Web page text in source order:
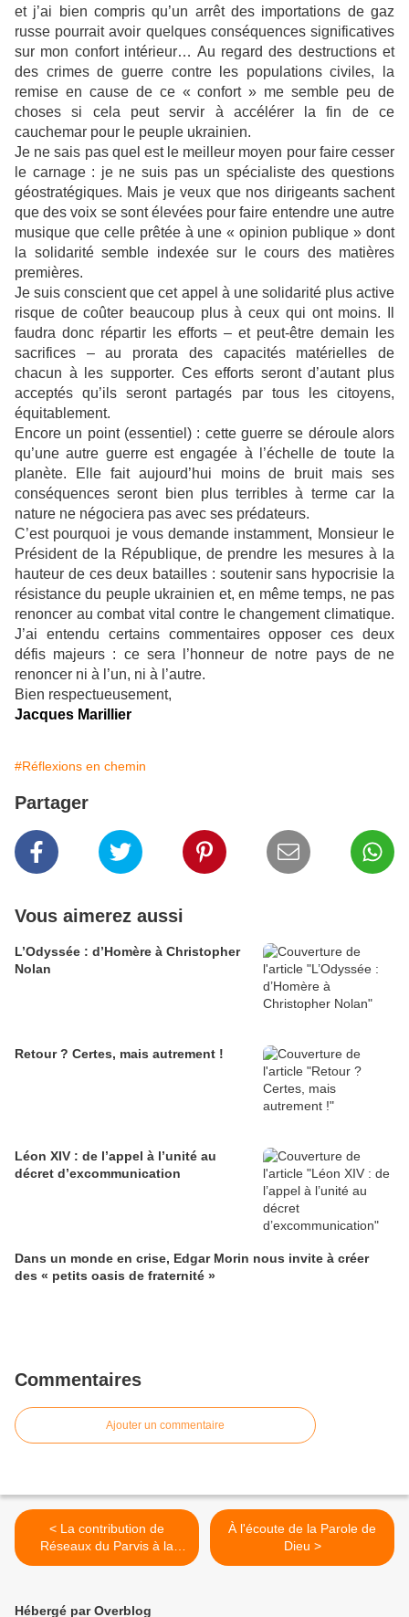
et j’ai bien compris qu’un arrêt des importations de gaz
russe pourrait avoir quelques conséquences significatives
sur mon confort intérieur… Au regard des destructions et
des crimes de guerre contre les populations civiles, la
remise en cause de ce « confort » me semble peu de
choses si cela peut servir à accélérer la fin de ce
cauchemar pour le peuple ukrainien.
Je ne sais pas quel est le meilleur moyen pour faire cesser
le carnage : je ne suis pas un spécialiste des questions
géostratégiques. Mais je veux que nos dirigeants sachent
que des voix se sont élevées pour faire entendre une autre
musique que celle prêtée à une « opinion publique » dont
la solidarité semble indexée sur le cours des matières
premières.
Je suis conscient que cet appel à une solidarité plus active
risque de coûter beaucoup plus à ceux qui ont moins. Il
faudra donc répartir les efforts – et peut-être demain les
sacrifices – au prorata des capacités matérielles de
chacun à les supporter. Ces efforts seront d’autant plus
acceptés qu’ils seront partagés par tous les citoyens,
équitablement.
Encore un point (essentiel) : cette guerre se déroule alors
qu’une autre guerre est engagée à l’échelle de toute la
planète. Elle fait aujourd’hui moins de bruit mais ses
conséquences seront bien plus terribles à terme car la
nature ne négociera pas avec ses prédateurs.
C’est pourquoi je vous demande instamment, Monsieur le
Président de la République, de prendre les mesures à la
hauteur de ces deux batailles : soutenir sans hypocrisie la
résistance du peuple ukrainien et, en même temps, ne pas
renoncer au combat vital contre le changement climatique.
J’ai entendu certains commentaires opposer ces deux
défis majeurs : ce sera l’honneur de notre pays de ne
renoncer ni à l’un, ni à l’autre.
Bien respectueusement,
Jacques Marillier
#Réflexions en chemin
Partager
Vous aimerez aussi
L’Odyssée : d’Homère à Christopher
Nolan
Retour ? Certes, mais autrement !
Léon XIV : de l’appel à l’unité au
décret d’excommunication
Dans un monde en crise, Edgar Morin nous invite à créer
des « petits oasis de fraternité »
Commentaires
Ajouter un commentaire
< La contribution de
Réseaux du Parvis à la
consultation synodale
À l'écoute de la Parole de
Dieu >
Hébergé par Overblog